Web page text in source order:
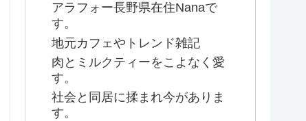
アラフォー長野県在住Nanaで
す。
地元カフェやトレンド雑記
肉とミルクティーをこよなく愛
す。
社会と同居に揉まれ今がありま
す。